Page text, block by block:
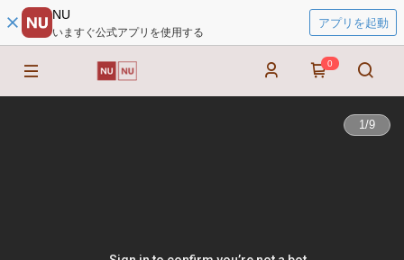
NU
いますぐ公式アプリを使用する
アプリを起動
0
1/9